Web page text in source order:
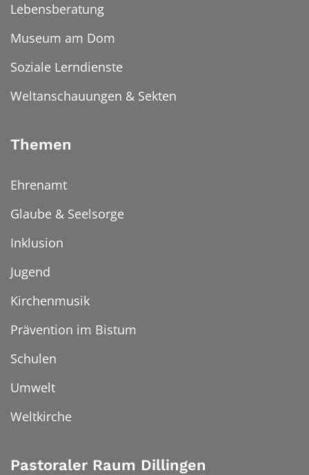
Lebensberatung
Museum am Dom
Soziale Lerndienste
Weltanschauungen & Sekten
Themen
Ehrenamt
Glaube & Seelsorge
Inklusion
Jugend
Kirchenmusik
Prävention im Bistum
Schulen
Umwelt
Weltkirche
Pastoraler Raum Dillingen